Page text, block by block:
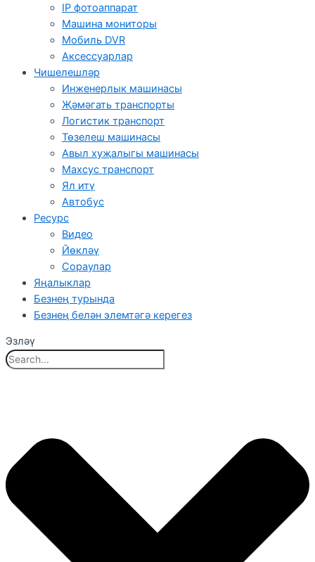
IP фотоаппарат
Машина мониторы
Мобиль DVR
Аксессуарлар
Чишелешләр
Инженерлык машинасы
Җәмәгать транспорты
Логистик транспорт
Төзелеш машинасы
Авыл хуҗалыгы машинасы
Махсус транспорт
Ял итү
Автобус
Ресурс
Видео
Йөкләү
Сораулар
Яңалыклар
Безнең турында
Безнең белән элемтәгә керегез
Эзләү